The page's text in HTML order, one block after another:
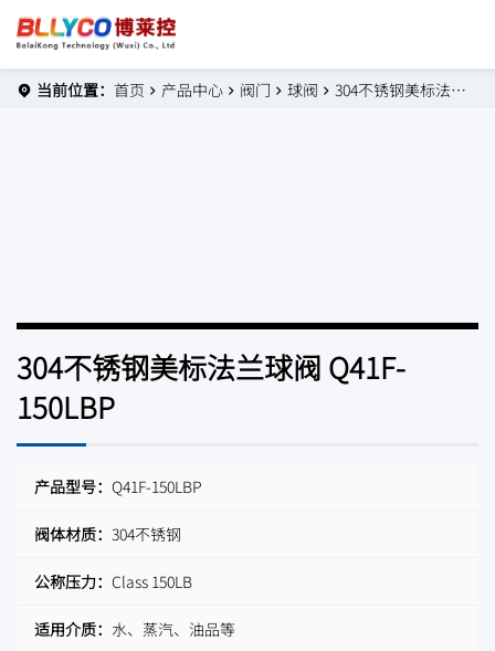
当前位置： 首页 产品中心 阀门 球阀 304不锈钢美标法兰球阀 Q41F-150LBP
304不锈钢美标法兰球阀 Q41F-
150LBP
产品型号： Q41F-150LBP
阀体材质： 304不锈钢
公称压力： Class 150LB
适用介质： 水、蒸汽、油品等